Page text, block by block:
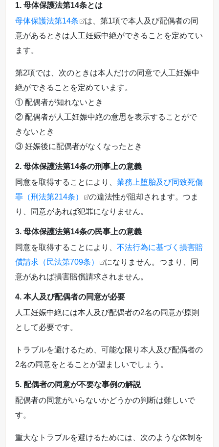
1. 母体保護法第14条とは
母体保護法第14条
は、第1項で本人及び配偶者の同
意があるときは人工妊娠中絶ができることを定めてい
ます。
第2項では、次のときは本人だけの同意で人工妊娠中
絶ができることを定めています。
① 配偶者が知れないとき
② 配偶者が人工妊娠中絶の意思を表示することがで
きないとき
③ 妊娠後に配偶者がなくなったとき
2. 母体保護法第14条の刑事上の意義
同意を取得することにより、 業務上堕胎及び同致死傷
罪（刑法第214条）
の違法性が阻却されます。つま
り、同意があれば犯罪になりません。
3. 母体保護法第14条の民事上の意義
同意を取得することにより、 不法行為に基づく損害賠
償請求（民法第709条）
になりません。つまり、同
意があれば損害賠償請求されません。
4. 本人及び配偶者の同意が必要
人工妊娠中絶には本人及び配偶者の2名の同意が原則
として必要です。
トラブルを避けるため、可能な限り本人及び配偶者の
2名の同意をとることが望ましいでしょう。
5. 配偶者の同意が不要な事例の解説
配偶者の同意がいらないかどうかの判断は難しいで
す。
重大なトラブルを避けるためには、次のような体制を